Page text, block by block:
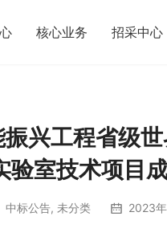
核心业务 招采中心
兴工程省级
验室技术项目
中标公告, 未分类 2023